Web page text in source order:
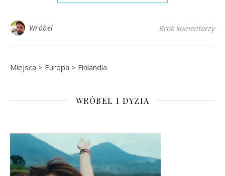
Wróbel Brak komentarzy
Miejsca > Europa > Finlandia
WRÓBEL I DYZIA